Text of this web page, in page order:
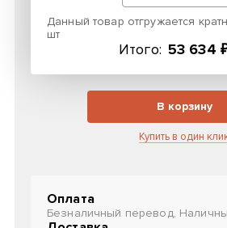
Данный товар отгружается
шт
Итого: 53 634
В корзину
Купить в один
Оплата
Безналичный перевод,